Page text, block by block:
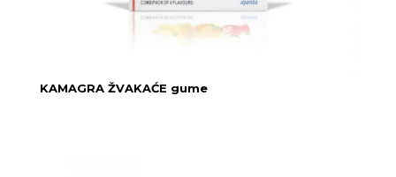
KAMAGRA ŽVAKAĆE gume